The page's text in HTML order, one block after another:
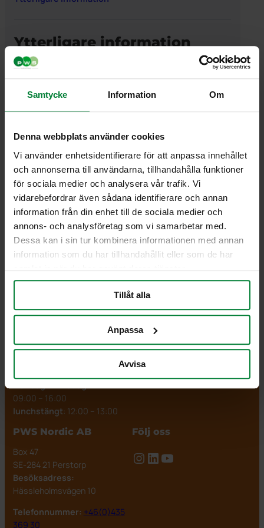
Samtycke Information Om
Denna webbplats använder cookies
Vi använder enhetsidentifierare för att anpassa innehållet
och annonserna till användarna, tillhandahålla funktioner
för sociala medier och analysera vår trafik. Vi
vidarebefordrar även sådana identifierare och annan
information från din enhet till de sociala medier och
annons- och analysföretag som vi samarbetar med.
Dessa kan i sin tur kombinera informationen med annan
information som du har tillhandahållit eller som de har
samlat in när du har använt deras tjänster.
Tillåt alla
Anpassa
Avvisa
Ytterligare information
Vikt 2,325000 kg
PWS Nordic
PWS utvecklar
effektiva,
genomtänkta
och väl
fungerande
produkter och
tjänster för
Media
Dokumentbibliotek
Bildbank
Filmer
Forum
Information
Kontakt
Om PWS
Policy/Riktlinjer
Personuppgifter
Impressum
Cookiepolicy
PWS Nordic
info@pwsab.se
09:00 – 16:00
lunchstängt: 12:00 – 13:00
PWS Nordic AB
Box 47
SE-284 21 Perstorp
Besöksadress:
Hässleholmsvägen 10
Telefonnummer: +46(0)435
369 30
Följ oss
Instagram
LinkedIn
YouTube